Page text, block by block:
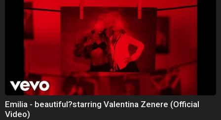
Emilia - beautiful?starring Valentina Zenere (Official
Video)